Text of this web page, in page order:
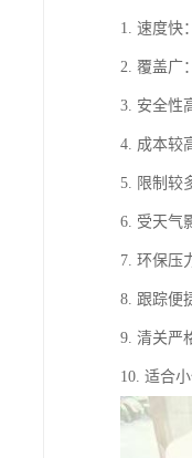
1. 速度快
2. 覆盖广
3. 安全性
4. 成本较
5. 限制较
6. 受天气
7. 环保压
8. 跟踪便
9. 清关严
10. 适合